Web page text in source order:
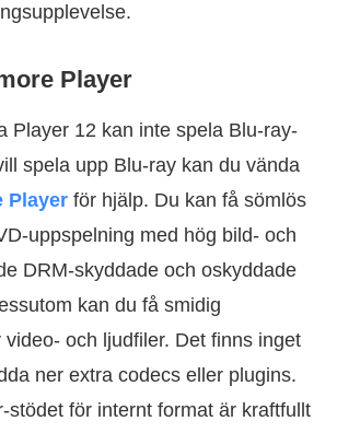
Player
Player 12 kan inte spela Blu-ray-
spela upp Blu-ray kan du vända
Player för hjälp. Du kan få sömlös
uppspelning med hög bild- och
DRM-skyddade och oskyddade
kan du få smidig
video- och ljudfiler. Det finns inget
ner extra codecs eller plugins.
stödet för internt format är kraftfullt